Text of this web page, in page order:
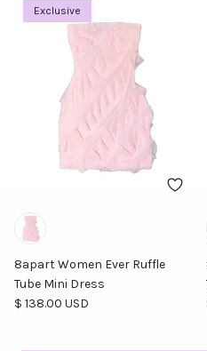
Exclusive
8apart Women Ever Ruffle
Tube Mini Dress
Precio normal
$ 138.00 USD